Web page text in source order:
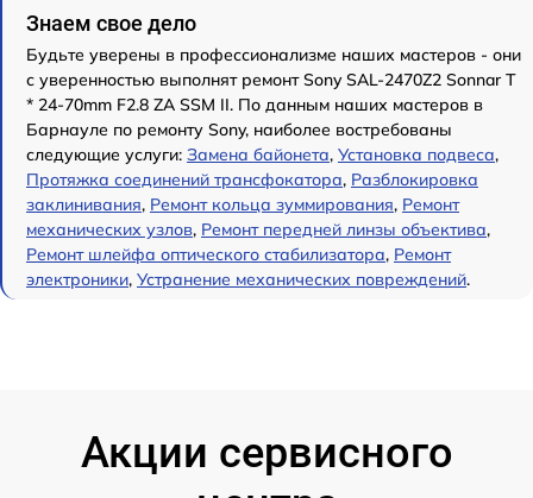
Знаем свое дело
Будьте уверены в профессионализме наших мастеров - они
с уверенностью выполнят ремонт Sony SAL-2470Z2 Sonnar T
* 24-70mm F2.8 ZA SSM II. По данным наших мастеров в
Барнауле по ремонту Sony, наиболее востребованы
следующие услуги: Замена байонета, Установка подвеса,
Протяжка соединений трансфокатора, Разблокировка
заклинивания, Ремонт кольца зуммирования, Ремонт
механических узлов, Ремонт передней линзы объектива,
Ремонт шлейфа оптического стабилизатора, Ремонт
электроники, Устранение механических повреждений.
Акции сервисного